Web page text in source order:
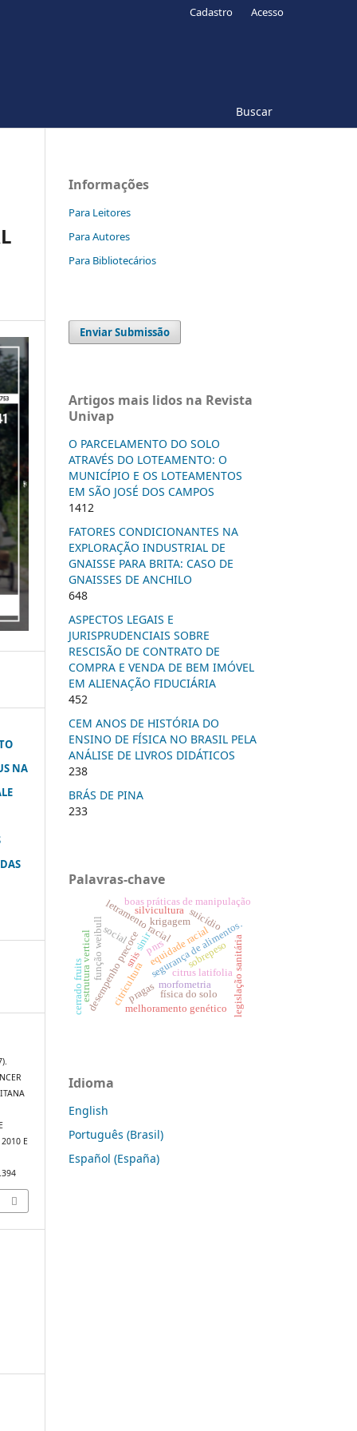
Buscar
Cadastro Acesso
NA
E
Informações
Para Leitores
Para Autores
Para Bibliotecários
Enviar Submissão
Artigos mais lidos na Revista
Univap
O PARCELAMENTO DO SOLO
ATRAVÉS DO LOTEAMENTO: O
MUNICÍPIO E OS LOTEAMENTOS
EM SÃO JOSÉ DOS CAMPOS
1412
FATORES CONDICIONANTES NA
EXPLORAÇÃO INDUSTRIAL DE
GNAISSE PARA BRITA: CASO DE
GNAISSES DE ANCHILO
648
ASPECTOS LEGAIS E
JURISPRUDENCIAIS SOBRE
RESCISÃO DE CONTRATO DE
COMPRA E VENDA DE BEM IMÓVEL
EM ALIENAÇÃO FIDUCIÁRIA
452
CEM ANOS DE HISTÓRIA DO
ENSINO DE FÍSICA NO BRASIL PELA
ANÁLISE DE LIVROS DIDÁTICOS
238
BRÁS DE PINA
233
Palavras-chave
equidade racial
letramento racial
boas práticas de manipulação
segurança de alimentos.
legislação sanitária
citrus latifolia
citricultura
desempenho precocemelhoramento genético
pragas morfometria
estrutura verticalfunção weibull
silvicultura
sobrepeso
física do solo
krigagem
cerrado fruits
pnrs
snis
sinir
social
suicídio
Idioma
English
Português (Brasil)
Español (España)